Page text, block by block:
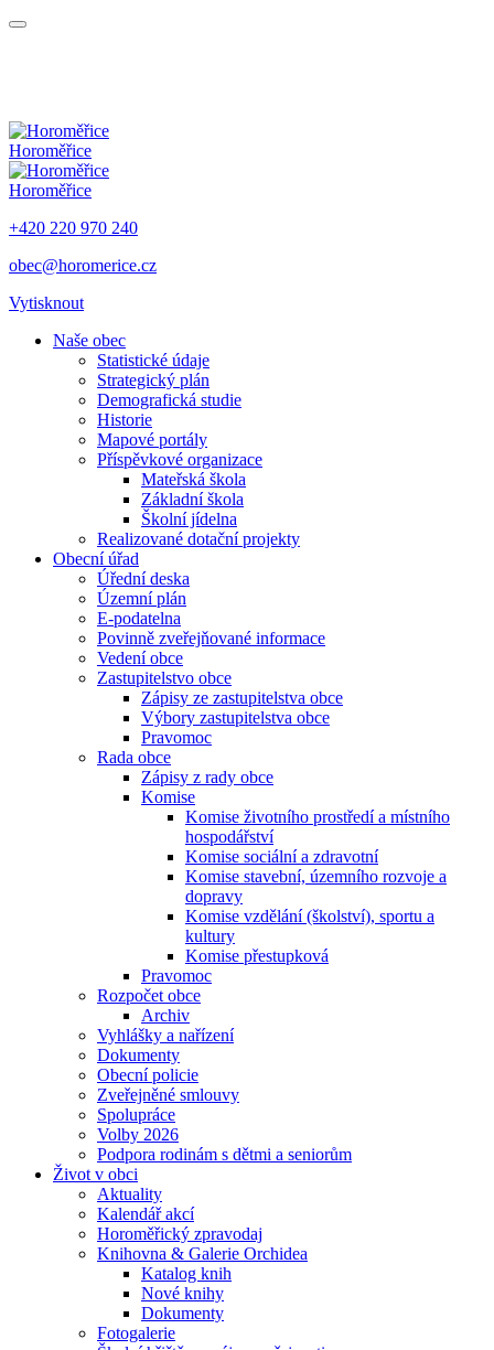
Horoměřice
Horoměřice
+420 220 970 240
obec@horomerice.cz
Vytisknout
Naše obec
Statistické údaje
Strategický plán
Demografická studie
Historie
Mapové portály
Příspěvkové organizace
Mateřská škola
Základní škola
Školní jídelna
Realizované dotační projekty
Obecní úřad
Úřední deska
Územní plán
E-podatelna
Povinně zveřejňované informace
Vedení obce
Zastupitelstvo obce
Zápisy ze zastupitelstva obce
Výbory zastupitelstva obce
Pravomoc
Rada obce
Zápisy z rady obce
Komise
Komise životního prostředí a místního
hospodářství
Komise sociální a zdravotní
Komise stavební, územního rozvoje a
dopravy
Komise vzdělání (školství), sportu a
kultury
Komise přestupková
Pravomoc
Rozpočet obce
Archiv
Vyhlášky a nařízení
Dokumenty
Obecní policie
Zveřejněné smlouvy
Spolupráce
Volby 2026
Podpora rodinám s dětmi a seniorům
Život v obci
Aktuality
Kalendář akcí
Horoměřický zpravodaj
Knihovna & Galerie Orchidea
Katalog knih
Nové knihy
Dokumenty
Fotogalerie